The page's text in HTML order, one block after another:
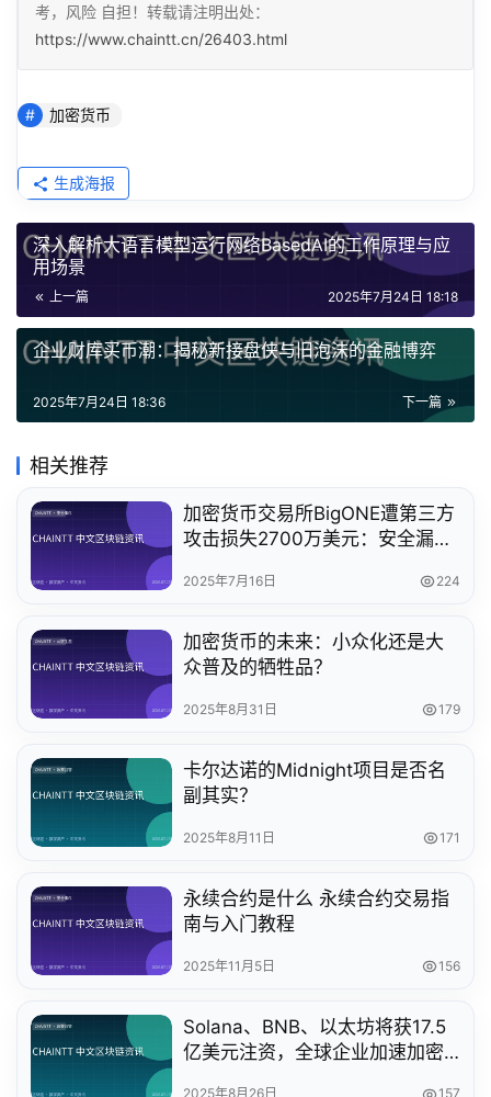
考，风险 自担！转载请注明出处：
https://www.chaintt.cn/26403.html
加密货币
生成海报
深入解析大语言模型运行网络BasedAI的工作原理与应
用场景
上一篇 2025年7月24日 18:18
企业财库买币潮：揭秘新接盘侠与旧泡沫的金融博弈
下一篇
2025年7月24日 18:36
相关推荐
加密货币交易所BigONE遭第三方
攻击损失2700万美元：安全漏洞
2025年7月16日 224
加密货币的未来：小众化还是大
众普及的牺牲品？
2025年8月31日 179
卡尔达诺的Midnight项目是否名
副其实？
2025年8月11日 171
永续合约是什么 永续合约交易指
南与入门教程
2025年11月5日 156
Solana、BNB、以太坊将获17.5
亿美元注资，全球企业加速加密
2025年8月26日 157